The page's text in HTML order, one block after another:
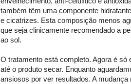
também têm uma componente
e cicatrizes. Esta composição menos
que seja clinicamente recomendado a
ao sol.
O tratamento está completo. Agora é só
até o produto secar. Enquanto
ansiosos por ver resultados. A mudança